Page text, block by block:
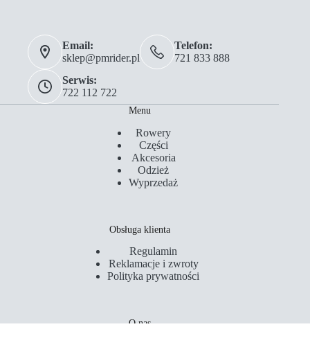
Email:
sklep@pmrider.pl
Telefon:
721 833 888
Serwis:
722 112 722
Menu
Rowery
Części
Akcesoria
Odzież
Wyprzedaż
Obsługa klienta
Regulamin
Reklamacje i zwroty
Polityka prywatności
O nas